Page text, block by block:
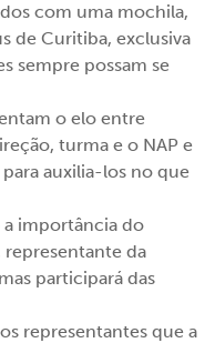
com uma mochila,
de Curitiba, exclusiva
sempre possam se
o elo entre
turma e o NAP e
auxilia-los no que
importância do
representante da
participará das
representantes que a